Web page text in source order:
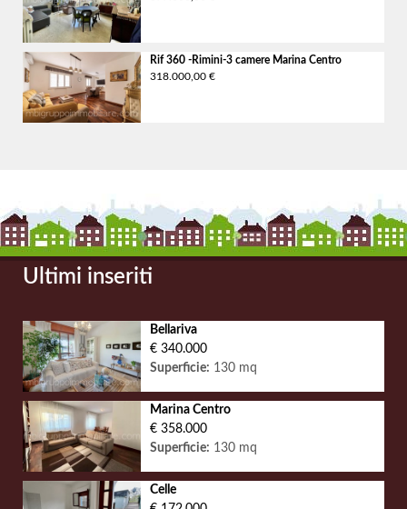
Rif 360 -Rimini-3 camere Marina Centro
318.000,00 €
Ultimi inseriti
Bellariva
€ 340.000
Superficie: 130 mq
Marina Centro
€ 358.000
Superficie: 130 mq
Celle